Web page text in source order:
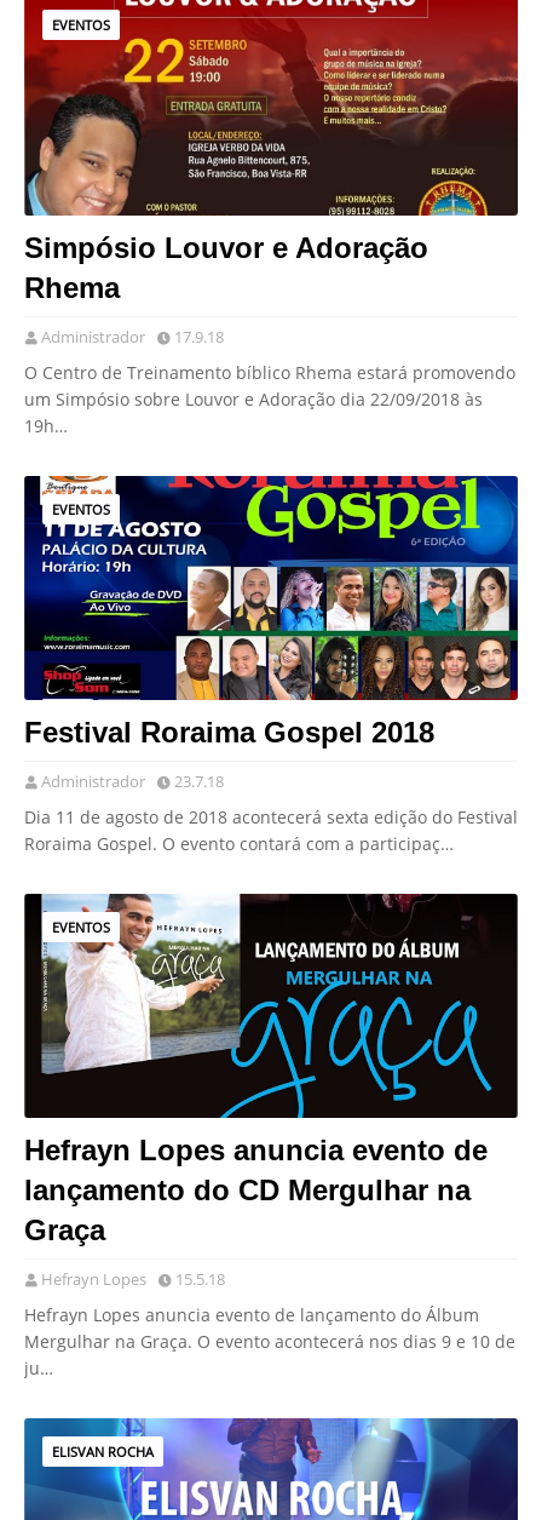
EVENTOS
Simpósio Louvor e Adoração
Rhema
Administrador 17.9.18
O Centro de Treinamento bíblico Rhema estará promovendo
um Simpósio sobre Louvor e Adoração dia 22/09/2018 às
19h…
EVENTOS
Festival Roraima Gospel 2018
Administrador 23.7.18
Dia 11 de agosto de 2018 acontecerá sexta edição do Festival
Roraima Gospel. O evento contará com a participaç…
EVENTOS
Hefrayn Lopes anuncia evento de
lançamento do CD Mergulhar na
Graça
Hefrayn Lopes 15.5.18
Hefrayn Lopes anuncia evento de lançamento do Álbum
Mergulhar na Graça. O evento acontecerá nos dias 9 e 10 de
ju…
ELISVAN ROCHA